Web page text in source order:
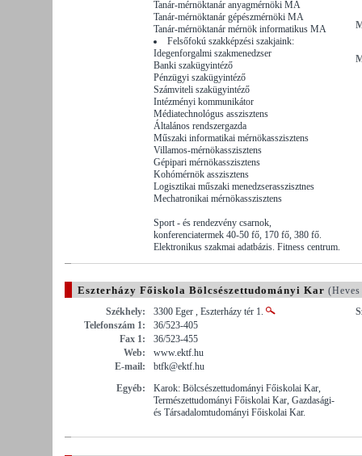
Tanár-mérnöktanár anyagmérnöki MA
Tanár-mérnöktanár gépészmérnöki MA
Tanár-mérnöktanár mérnök informatikus MA
Felsőfokú szakképzési szakjaink:
Idegenforgalmi szakmenedzser
Banki szakügyintéző
Pénzügyi szakügyintéző
Számviteli szakügyintéző
Intézményi kommunikátor
Médiatechnológus asszisztens
Általános rendszergazda
Műszaki informatikai mérnökasszisztens
Villamos-mérnökasszisztens
Gépipari mérnökasszisztens
Kohómérnök asszisztens
Logisztikai műszaki menedzserasszisztnes
Mechatronikai mérnökasszisztens
Sport - és rendezvény csarnok,
konferenciatermek 40-50 fő, 170 fő, 380 fő.
Elektronikus szakmai adatbázis. Fitness centrum.
Eszterházy Főiskola Bölcsészettudományi Kar
Székhely:
3300 Eger , Eszterházy tér 1.
Telefonszám 1:
36/523-405
Fax 1:
36/523-455
Web:
www.ektf.hu
E-mail:
btfk@ektf.hu
Egyéb:
Karok: Bölcsészettudományi Főiskolai Kar,
Természettudományi Főiskolai Kar, Gazdasági-
és Társadalomtudományi Főiskolai Kar.